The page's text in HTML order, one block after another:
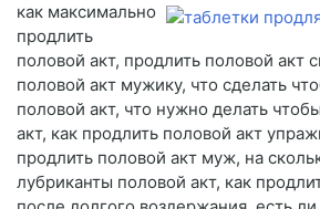
как максимально
продлить
половой акт, продлить половой акт
половой акт мужику, что сделать
половой акт, что нужно делать
акт, как продлить половой акт
продлить половой акт муж, на
лубриканты половой акт, как